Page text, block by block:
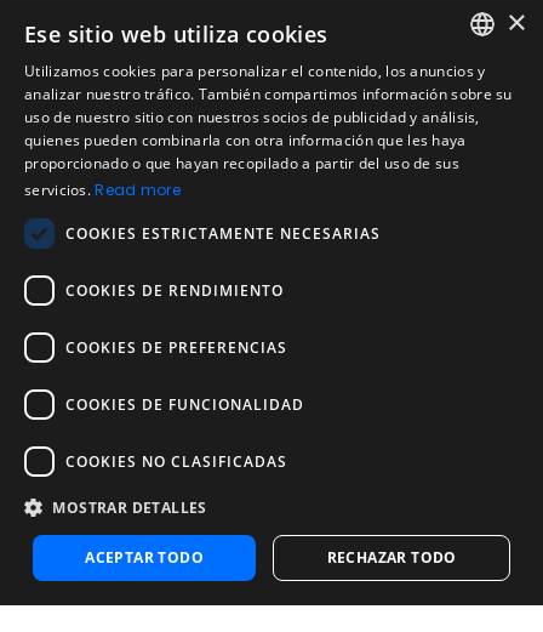
Legal
Condiciones de Servicio
Aviso de privacidad
Política de cookies
Política de devoluciones
Acuerdo de licencia de usuario
Aviso legal
Política de uso aceptable
Empresa
Acerca de nosotros
Blog
Pruebas de confiabilidad y validez
Pruebas
Contáctenos
Contáctenos
Contactar con ventas
Noosa Labs Inc – Las Vegas, NV, USA
ENGLISH
SPANISH
×
Ese sitio web utiliza cookies
Utilizamos cookies para personalizar el contenido, los anuncios y
analizar nuestro tráfico. También compartimos información sobre su
uso de nuestro sitio con nuestros socios de publicidad y análisis,
quienes pueden combinarla con otra información que les haya
proporcionado o que hayan recopilado a partir del uso de sus
servicios.Read more
COOKIES ESTRICTAMENTE NECESARIAS
COOKIES DE RENDIMIENTO
COOKIES DE PREFERENCIAS
COOKIES DE FUNCIONALIDAD
COOKIES NO CLASIFICADAS
MOSTRAR DETALLES
ACEPTAR TODO RECHAZAR TODO